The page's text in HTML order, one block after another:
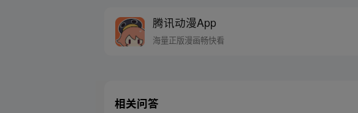
腾讯动漫App
海量正版漫画畅快看
相关问答